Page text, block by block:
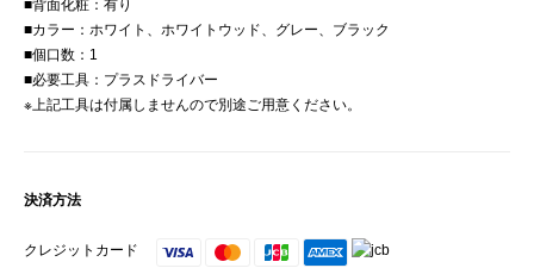
■背面化粧：有り
■カラー：ホワイト、ホワイトウッド、グレー、ブラック
■個口数：1
■必要工具：プラスドライバー
※上記工具は付属しませんので別途ご用意ください。
決済方法
クレジットカード